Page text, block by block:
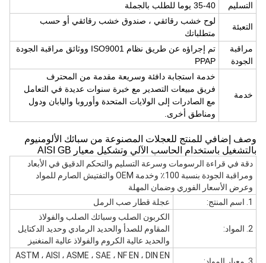
التسليم
35-40 يوما للطلب بالجملة
التعبئة
لوح خشب رقائقي ، صندوق خشب رقائقي أو حسب
متطلباتك
مراقبة
الجودة
تم إجراؤه عن طريق نظام ISO9001 ووثائق مراقبة الجودة
PPAP
خدمة
خدمة استجابة دافئة وسريعة مقدمة من المحترف
فريق مبيعات التصدير مع خبرة سنوات عديدة في التعامل
مع الصادرات إلى الولايات المتحدة وأوروبا واليابان ودول
ومناطق أخرى.
وصف إضافي للمنتج للعجلات المصنوعة من سبائك الألومنيوم
بالتشغيل باستخدام الحاسب الآلي وتشكيل معيار AISI GB
دقة في قراءة الرسومات وسرعة التسليم والتحكم الدقيق في الأبعاد
ومراقبة الجودة بنسبة 100٪ وخدمة OEM والتفتيش الصارم للمواد
وعرض الأسعار الفوري وضمان المهلة
1. اسم المنتج:
عجلة قطار صب الرمل
2. المواد:
الكربون الصلب وسبائك الصلب والفولاذ
المقاوم للصدأ والحديد الرمادي وحديد الدكتايل
والحديد عالية الكروم والفولاذ عالية المنغنيز
ASTM ، AISI ، ASME ، SAE ، NF EN ، DIN EN